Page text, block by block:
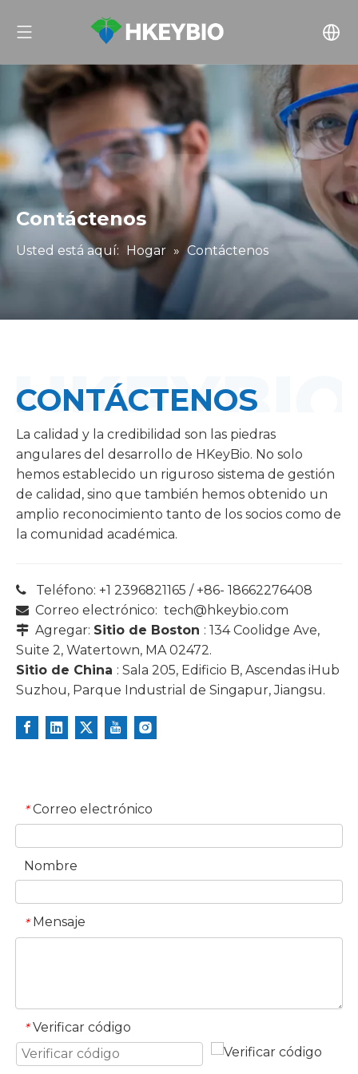
Contáctenos
Usted está aquí: Hogar » Contáctenos
CONTÁCTENOS
La calidad y la credibilidad son las piedras
angulares del desarrollo de HKeyBio. No solo
hemos establecido un riguroso sistema de gestión
de calidad, sino que también hemos obtenido un
amplio reconocimiento tanto de los socios como de
la comunidad académica.
 Teléfono: +1 2396821165 / +86- 18662276408
 Correo electrónico: tech@hkeybio.com
 Agregar: Sitio de Boston : 134 Coolidge Ave,
Suite 2, Watertown, MA 02472.
Sitio de China : Sala 205, Edificio B, Ascendas iHub
Suzhou, Parque Industrial de Singapur, Jiangsu.
* Correo electrónico
Nombre
* Mensaje
* Verificar código